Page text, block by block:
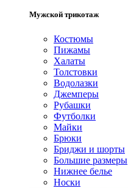
Мужской трикотаж
Костюмы
Пижамы
Халаты
Толстовки
Водолазки
Джемперы
Рубашки
Футболки
Майки
Брюки
Бриджи и шорты
Большие размеры
Нижнее белье
Носки